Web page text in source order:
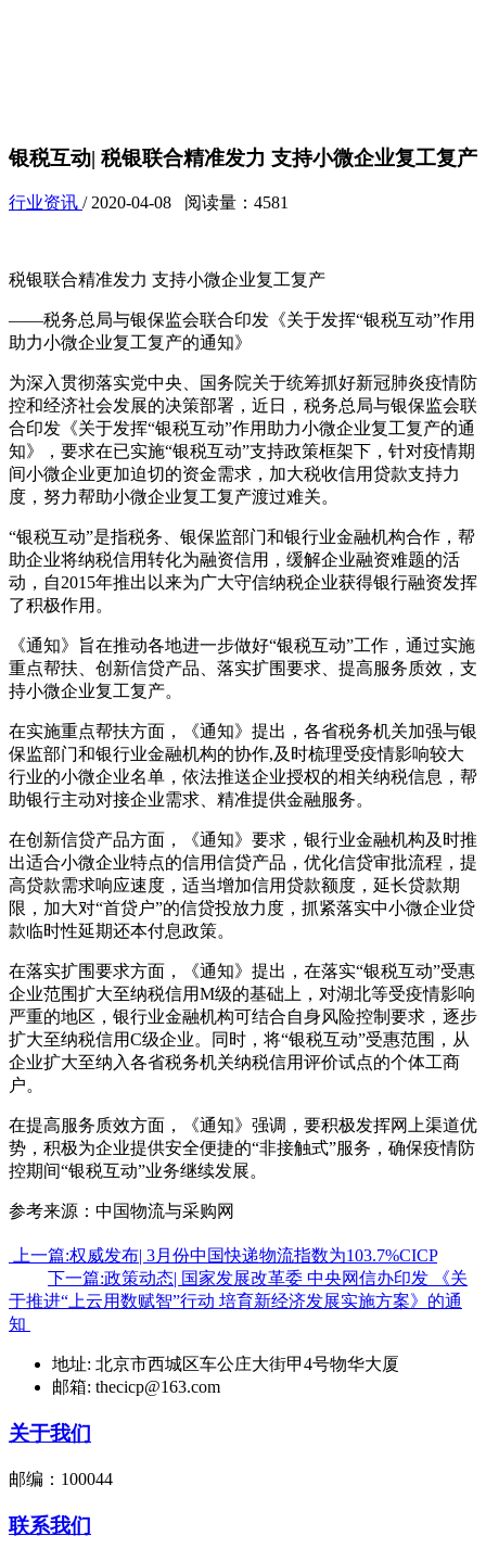
银税互动| 税银联合精准发力 支持小微企业复工复产
行业资讯 / 2020-04-08 阅读量：4581
税银联合精准发力 支持小微企业复工复产
——税务总局与银保监会联合印发《关于发挥“银税互动”作用
助力小微企业复工复产的通知》
为深入贯彻落实党中央、国务院关于统筹抓好新冠肺炎疫情防
控和经济社会发展的决策部署，近日，税务总局与银保监会联
合印发《关于发挥“银税互动”作用助力小微企业复工复产的通
知》，要求在已实施“银税互动”支持政策框架下，针对疫情期
间小微企业更加迫切的资金需求，加大税收信用贷款支持力
度，努力帮助小微企业复工复产渡过难关。
“银税互动”是指税务、银保监部门和银行业金融机构合作，帮
助企业将纳税信用转化为融资信用，缓解企业融资难题的活
动，自2015年推出以来为广大守信纳税企业获得银行融资发挥
了积极作用。
《通知》旨在推动各地进一步做好“银税互动”工作，通过实施
重点帮扶、创新信贷产品、落实扩围要求、提高服务质效，支
持小微企业复工复产。
在实施重点帮扶方面，《通知》提出，各省税务机关加强与银
保监部门和银行业金融机构的协作,及时梳理受疫情影响较大
行业的小微企业名单，依法推送企业授权的相关纳税信息，帮
助银行主动对接企业需求、精准提供金融服务。
在创新信贷产品方面，《通知》要求，银行业金融机构及时推
出适合小微企业特点的信用信贷产品，优化信贷审批流程，提
高贷款需求响应速度，适当增加信用贷款额度，延长贷款期
限，加大对“首贷户”的信贷投放力度，抓紧落实中小微企业贷
款临时性延期还本付息政策。
在落实扩围要求方面，《通知》提出，在落实“银税互动”受惠
企业范围扩大至纳税信用M级的基础上，对湖北等受疫情影响
严重的地区，银行业金融机构可结合自身风险控制要求，逐步
扩大至纳税信用C级企业。同时，将“银税互动”受惠范围，从
企业扩大至纳入各省税务机关纳税信用评价试点的个体工商
户。
在提高服务质效方面，《通知》强调，要积极发挥网上渠道优
势，积极为企业提供安全便捷的“非接触式”服务，确保疫情防
控期间“银税互动”业务继续发展。
参考来源：中国物流与采购网
上一篇:权威发布| 3月份中国快递物流指数为103.7%CICP
下一篇:政策动态| 国家发展改革委 中央网信办印发 《关
于推进“上云用数赋智”行动 培育新经济发展实施方案》的通
知
地址: 北京市西城区车公庄大街甲4号物华大厦
邮箱: thecicp@163.com
关于我们
邮编：100044
联系我们